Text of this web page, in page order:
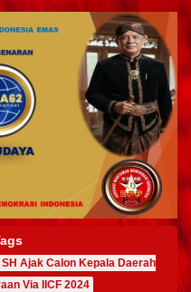
Ajak Calon Kepala Daerah
Via IICF 2024